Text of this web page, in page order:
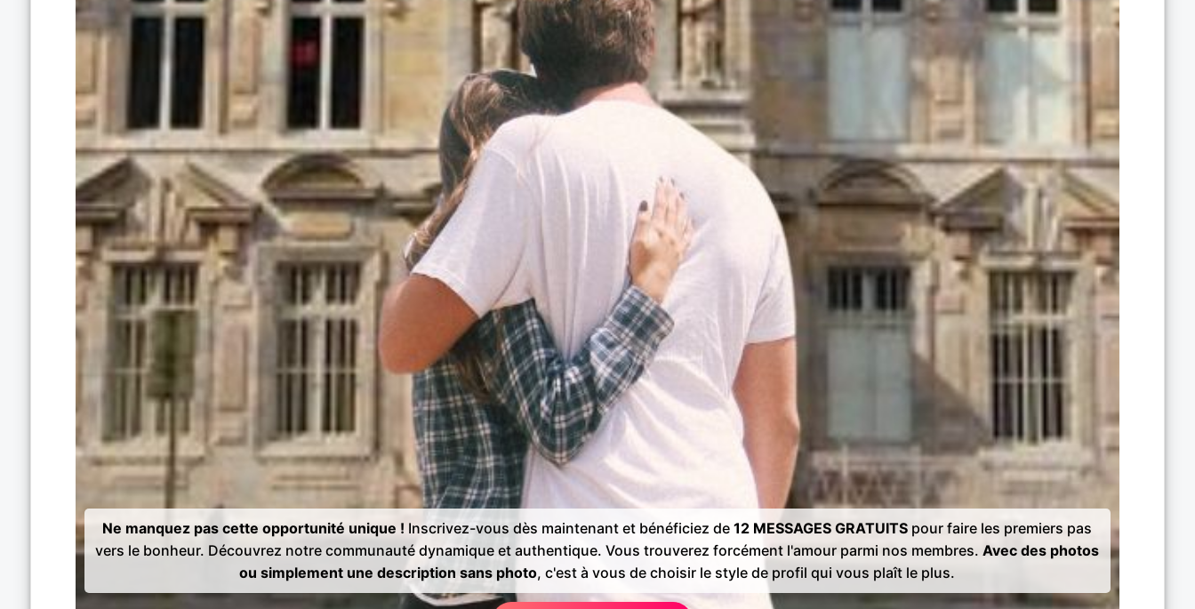
Ne manquez pas cette opportunité unique ! Inscrivez-vous dès maintenant et bénéficiez de12 MESSAGES GRATUITS pour faire les premiers pas
vers le bonheur. Découvrez notre communauté dynamique et authentique. Vous trouverez forcément l'amour parmi nos membres.Avec des photos
ou simplement une description sans photo, c'est à vous de choisir le style de profil qui vous plaît le plus.